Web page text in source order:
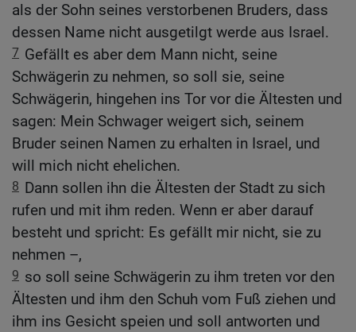
als der Sohn seines verstorbenen Bruders, dass
dessen Name nicht ausgetilgt werde aus Israel.
7 Gefällt es aber dem Mann nicht, seine
Schwägerin zu nehmen, so soll sie, seine
Schwägerin, hingehen ins Tor vor die Ältesten und
sagen: Mein Schwager weigert sich, seinem
Bruder seinen Namen zu erhalten in Israel, und
will mich nicht ehelichen.
8 Dann sollen ihn die Ältesten der Stadt zu sich
rufen und mit ihm reden. Wenn er aber darauf
besteht und spricht: Es gefällt mir nicht, sie zu
nehmen –,
9 so soll seine Schwägerin zu ihm treten vor den
Ältesten und ihm den Schuh vom Fuß ziehen und
ihm ins Gesicht speien und soll antworten und